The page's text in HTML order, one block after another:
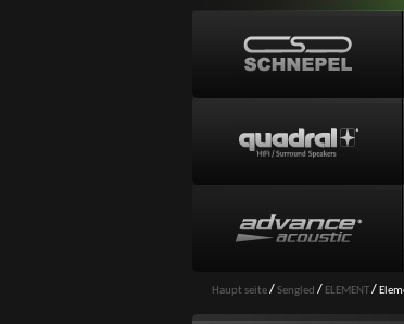
Haupt seite/ Sengled / ELEMENT/